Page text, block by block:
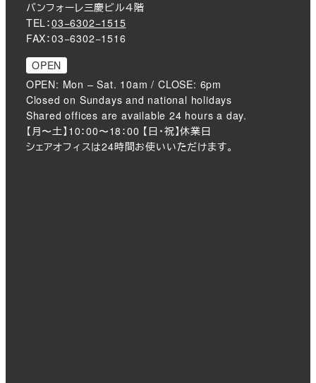
バンフォーレ三慶ビル４階
TEL：03−6302−1515
FAX：03−6302−1516
OPEN
OPEN: Mon – Sat. 10am / CLOSE: 6pm
Closed on Sundays and national holidays
Shared offices are available 24 hours a day.
【月〜土】10：00〜18：00 【日・祝】休業日
シェアオフィスは24時間お使いいただけます。